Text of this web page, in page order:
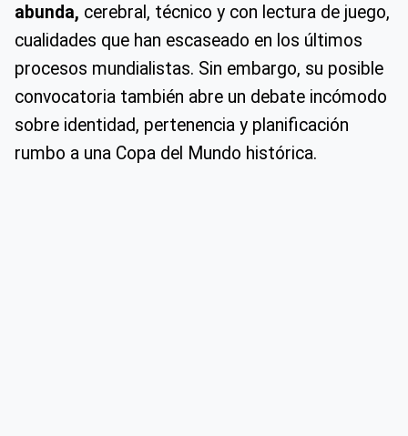
abunda, cerebral, técnico y con lectura de juego,
cualidades que han escaseado en los últimos
procesos mundialistas. Sin embargo, su posible
convocatoria también abre un debate incómodo
sobre identidad, pertenencia y planificación
rumbo a una Copa del Mundo histórica.